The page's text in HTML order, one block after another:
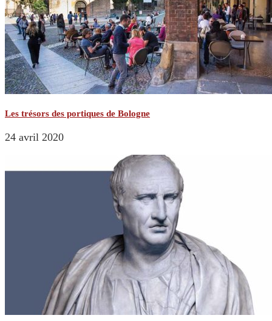
Les trésors des portiques de Bologne
24 avril 2020